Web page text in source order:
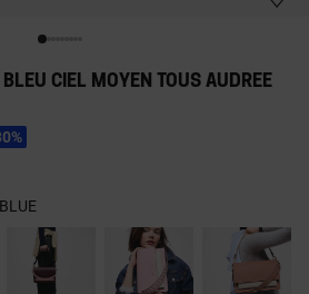
CIEL MOYEN TOUS AUDREE
from